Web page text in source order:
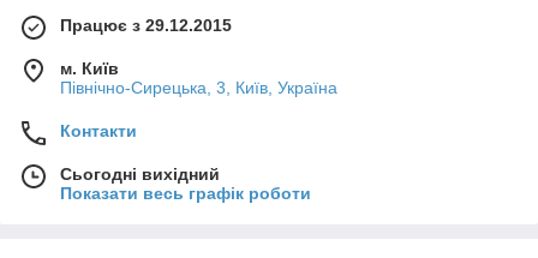
Працює з 29.12.2015
м. Київ
Північно-Сирецька, 3, Київ, Україна
Контакти
Сьогодні вихідний
Показати весь графік роботи